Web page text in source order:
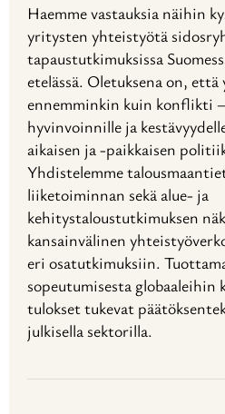
Haemme vastauksia näihin
yritysten yhteistyötä
tapaustutkimuksissa
etelässä. Oletuksena on,
ennemminkin kuin konflikti
hyvinvoinnille ja
aikaisen ja -paikkaisen
Yhdistelemme
liiketoiminnan sekä alue- ja
kehitystaloustutkimuksen
kansainvälinen
eri osatutkimuksiin.
sopeutumisesta globaaleihin
tulokset tukevat
julkisella sektorilla.